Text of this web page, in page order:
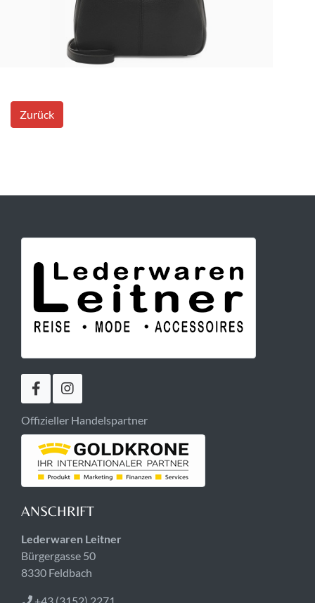
Zurück
Offizieller Handelspartner
ANSCHRIFT
Lederwaren Leitner
Bürgergasse 50
8330 Feldbach